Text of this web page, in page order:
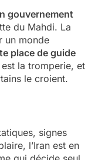
gouvernement
du Mahdi. La
un monde
place de guide
la tromperie, et
le croient.
signes
l’Iran est en